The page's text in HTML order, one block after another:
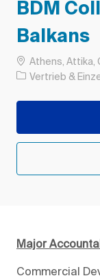
BDM
Balkans
OrtAthens, Attika,
Kategorie
Vertrieb &
Major
Commercial